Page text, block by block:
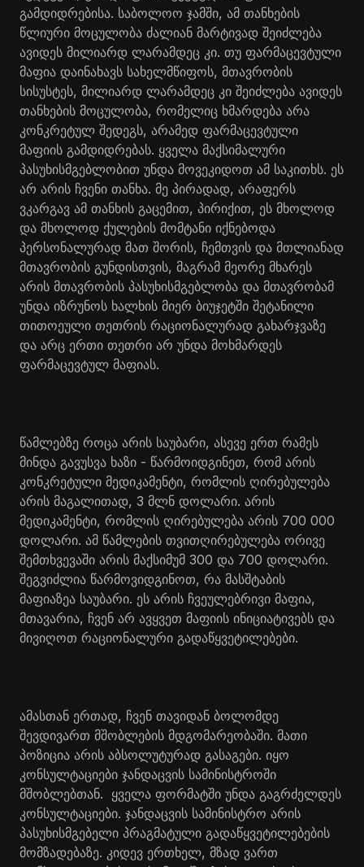
გამდიდრებისა. საბოლოო ჯამში, ამ თანხების
წლიური მოცულობა ძალიან მარტივად შეიძლება
ავიდეს მილიარდ ლარამდეც კი. თუ ფარმაცევტული
მაფია დაინახავს სახელმწიფოს, მთავრობის
სისუსტეს, მილიარდ ლარამდეც კი შეიძლება ავიდეს
თანხების მოცულობა, რომელიც ხმარდება არა
კონკრეტულ შედეგს, არამედ ფარმაცევტული
მაფიის გამდიდრებას. ყველა მაქსიმალური
პასუხისმგებლობით უნდა მოვეკიდოთ ამ საკითხს. ეს
არ არის ჩვენი თანხა. მე პირადად, არაფერს
ვკარგავ ამ თანხის გაცემით, პირიქით, ეს მხოლოდ
და მხოლოდ ქულების მომტანი იქნებოდა
პერსონალურად მათ შორის, ჩემთვის და მთლიანად
მთავრობის გუნდისთვის, მაგრამ მეორე მხარეს
არის მთავრობის პასუხისმგებლობა და მთავრობამ
უნდა იზრუნოს ხალხის მიერ ბიუჯეტში შეტანილი
თითოეული თეთრის რაციონალურად გახარჯვაზე
და არც ერთი თეთრი არ უნდა მოხმარდეს
ფარმაცევტულ მაფიას.
წამლებზე როცა არის საუბარი, ასევე ერთ რამეს
მინდა გავუსვა ხაზი - წარმოიდგინეთ, რომ არის
კონკრეტული მედიკამენტი, რომლის ღირებულება
არის მაგალითად, 3 მლნ დოლარი. არის
მედიკამენტი, რომლის ღირებულება არის 700 000
დოლარი. ამ წამლების თვითღირებულება ორივე
შემთხვევაში არის მაქსიმუმ 300 და 700 დოლარი.
შეგვიძლია წარმოვიდგინოთ, რა მასშტაბის
მაფიაზეა საუბარი. ეს არის ჩვეულებრივი მაფია,
მთავარია, ჩვენ არ ავყვეთ მაფიის ინიციატივებს და
მივიღოთ რაციონალური გადაწყვეტილებები.
ამასთან ერთად, ჩვენ თავიდან ბოლომდე
შევდივართ მშობლების მდგომარეობაში. მათი
პოზიცია არის აბსოლუტურად გასაგები. იყო
კონსულტაციები ჯანდაცვის სამინისტროში
მშობლებთან. ყველა ფორმატში უნდა გაგრძელდეს
კონსულტაციები. ჯანდაცვის სამინისტრო არის
პასუხისმგებელი პრაგმატული გადაწყვეტილებების
მომზადებაზე. კიდევ ერთხელ, მზად ვართ